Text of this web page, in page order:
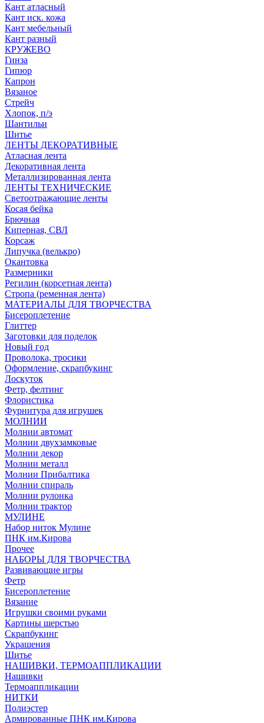
Кант атласный
Кант иск. кожа
Кант мебельный
Кант разный
КРУЖЕВО
Гинза
Гипюр
Капрон
Вязаное
Стрейч
Хлопок, п/э
Шантильи
Шитье
ЛЕНТЫ ДЕКОРАТИВНЫЕ
Атласная лента
Декоративная лента
Металлизированная лента
ЛЕНТЫ ТЕХНИЧЕСКИЕ
Светоотражающие ленты
Косая бейка
Брючная
Киперная, СВЛ
Корсаж
Липучка (велькро)
Окантовка
Размерники
Регилин (корсетная лента)
Стропа (ременная лента)
МАТЕРИАЛЫ ДЛЯ ТВОРЧЕСТВА
Бисероплетение
Глиттер
Заготовки для поделок
Новый год
Проволока, тросики
Оформление, скрапбукинг
Лоскуток
Фетр, фелтинг
Флористика
Фурнитура для игрушек
МОЛНИИ
Молнии автомат
Молнии двухзамковые
Молнии декор
Молнии металл
Молнии Прибалтика
Молнии спираль
Молнии рулонка
Молнии трактор
МУЛИНЕ
Набор ниток Мулине
ПНК им.Кирова
Прочее
НАБОРЫ ДЛЯ ТВОРЧЕСТВА
Развивающие игры
Фетр
Бисероплетение
Вязание
Игрушки своими руками
Картины шерстью
Скрапбукинг
Украшения
Шитье
НАШИВКИ, ТЕРМОАППЛИКАЦИИ
Нашивки
Термоаппликации
НИТКИ
Полиэстер
Армированные ПНК им.Кирова